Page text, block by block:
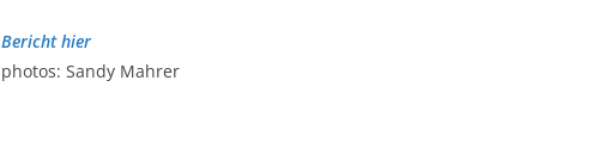
Bericht hier
photos: Sandy Mahrer